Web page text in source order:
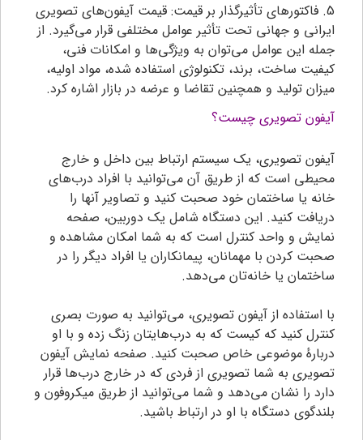
5. فاکتورهای تأثیرگذار بر قیمت: قیمت آیفون‌های تصویری
ایرانی و جهانی تحت تأثیر عوامل مختلفی قرار می‌گیرد. از
جمله این عوامل می‌توان به ویژگی‌ها و امکانات فنی،
کیفیت ساخت، برند، تکنولوژی استفاده شده، مواد اولیه،
میزان تولید و همچنین تقاضا و عرضه در بازار اشاره کرد.
آیفون تصویری چیست؟
آیفون تصویری، یک سیستم ارتباط بین داخل و خارج
محیطی است که از طریق آن می‌توانید با افراد درب‌های
خانه یا ساختمان خود صحبت کنید و تصاویر آنها را
دریافت کنید. این دستگاه شامل یک دوربین، صفحه
نمایش و واحد کنترل است که به شما امکان مشاهده و
صحبت کردن با مهمانان، پیمانکاران یا افراد دیگر را در
ساختمان یا خانه‌تان می‌دهد.
با استفاده از آیفون تصویری، می‌توانید به صورت بصری
کنترل کنید که کیست که به درب‌هایتان زنگ زده و با او
دربارهٔ موضوعی خاص صحبت کنید. صفحه نمایش آیفون
تصویری به شما تصویری از فردی که در خارج درب‌ها قرار
دارد را نشان می‌دهد و شما می‌توانید از طریق میکروفون و
بلندگوی دستگاه با او در ارتباط باشید.